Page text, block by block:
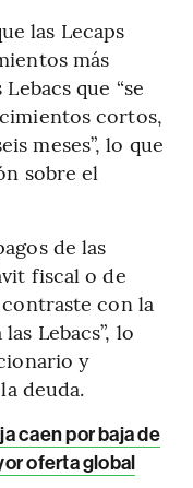
las Lecaps
más
que “se
cortos,
meses”, lo que
sobre el
de las
fiscal o de
con la
Lebacs”, lo
y
deuda.
caen por baja de
oferta global